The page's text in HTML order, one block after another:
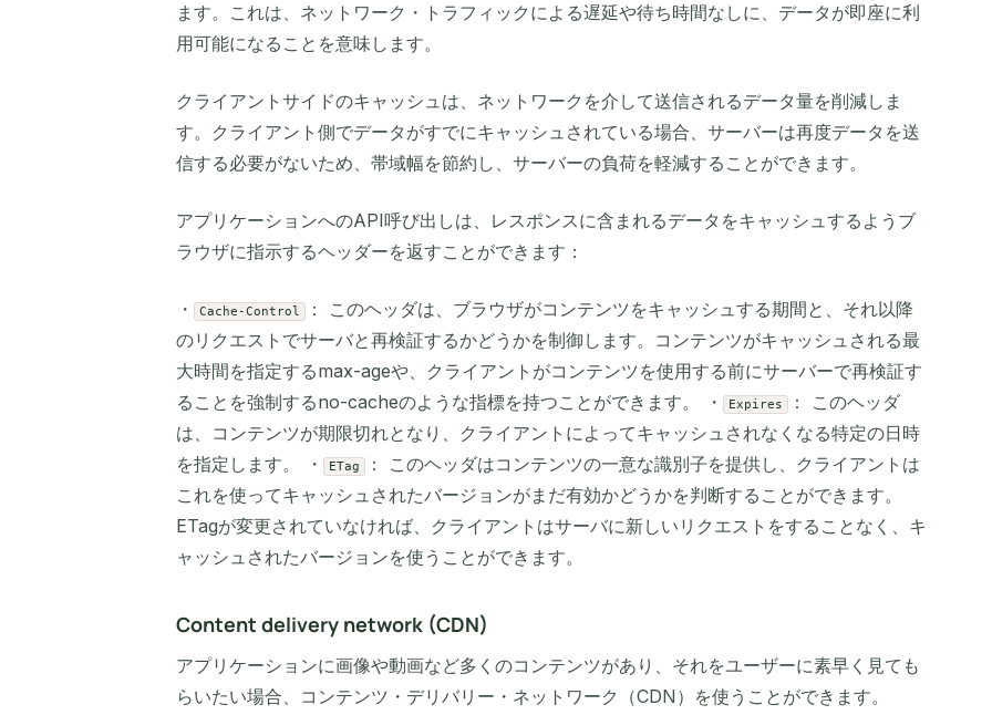
ます。これは、ネットワーク・トラフィックによる遅延や待ち時間なしに、データが即座に利
用可能になることを意味します。
クライアントサイドのキャッシュは、ネットワークを介して送信されるデータ量を削減しま
す。クライアント側でデータがすでにキャッシュされている場合、サーバーは再度データを送
信する必要がないため、帯域幅を節約し、サーバーの負荷を軽減することができます。
アプリケーションへのAPI呼び出しは、レスポンスに含まれるデータをキャッシュするようブ
ラウザに指示するヘッダーを返すことができます：
・ Cache-Control ： このヘッダは、ブラウザがコンテンツをキャッシュする期間と、それ以降
のリクエストでサーバと再検証するかどうかを制御します。コンテンツがキャッシュされる最
大時間を指定するmax-ageや、クライアントがコンテンツを使用する前にサーバーで再検証す
ることを強制するno-cacheのような指標を持つことができます。 ・
Expires ： このヘッダ
は、コンテンツが期限切れとなり、クライアントによってキャッシュされなくなる特定の日時
を指定します。 ・
ETag ： このヘッダはコンテンツの一意な識別子を提供し、クライアントは
これを使ってキャッシュされたバージョンがまだ有効かどうかを判断することができます。
ETagが変更されていなければ、クライアントはサーバに新しいリクエストをすることなく、キ
ャッシュされたバージョンを使うことができます。
Content delivery network (CDN)
アプリケーションに画像や動画など多くのコンテンツがあり、それをユーザーに素早く見ても
らいたい場合、コンテンツ・デリバリー・ネットワーク（CDN）を使うことができます。